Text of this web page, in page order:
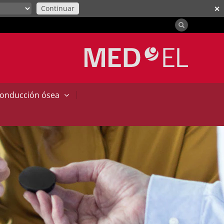
✕
Continuar
ósea |